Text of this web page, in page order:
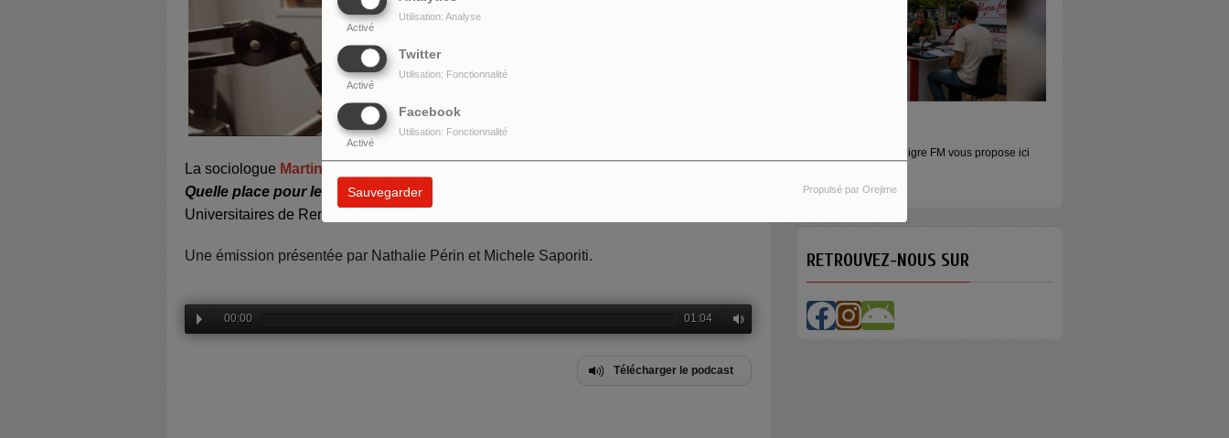
Activé
Utilisation: Analyse
Twitter
Activé
Utilisation: Fonctionnalité
Facebook
Activé
Utilisation: Fonctionnalité
Sauvegarder Propulsé par Orejime
La sociologue Martine Cohen
Quelle place pour les Juifs dans une France multiculturelle ?
Universitaires de Rennes en 2022.
Une émission présentée par Nathalie Périn et Michele Saporiti.
00:00 01:04
Télécharger le podcast
Micros baladeurs Aligre FM vous propose ici
MONEY - LE MOMENT
Raconter l’argent autrement Money est
RETROUVEZ-NOUS SUR